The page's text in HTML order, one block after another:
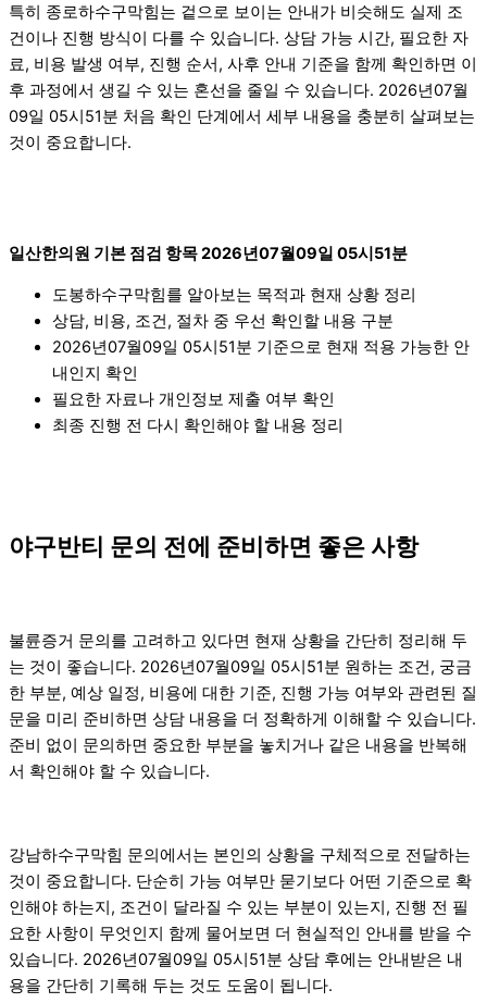
특히 종로하수구막힘는 겉으로 보이는 안내가 비슷해도 실제 조
건이나 진행 방식이 다를 수 있습니다. 상담 가능 시간, 필요한 자
료, 비용 발생 여부, 진행 순서, 사후 안내 기준을 함께 확인하면 이
후 과정에서 생길 수 있는 혼선을 줄일 수 있습니다. 2026년07월
09일 05시51분 처음 확인 단계에서 세부 내용을 충분히 살펴보는
것이 중요합니다.
일산한의원 기본 점검 항목 2026년07월09일 05시51분
도봉하수구막힘를 알아보는 목적과 현재 상황 정리
상담, 비용, 조건, 절차 중 우선 확인할 내용 구분
2026년07월09일 05시51분 기준으로 현재 적용 가능한 안
내인지 확인
필요한 자료나 개인정보 제출 여부 확인
최종 진행 전 다시 확인해야 할 내용 정리
야구반티 문의 전에 준비하면 좋은 사항
불륜증거 문의를 고려하고 있다면 현재 상황을 간단히 정리해 두
는 것이 좋습니다. 2026년07월09일 05시51분 원하는 조건, 궁금
한 부분, 예상 일정, 비용에 대한 기준, 진행 가능 여부와 관련된 질
문을 미리 준비하면 상담 내용을 더 정확하게 이해할 수 있습니다.
준비 없이 문의하면 중요한 부분을 놓치거나 같은 내용을 반복해
서 확인해야 할 수 있습니다.
강남하수구막힘 문의에서는 본인의 상황을 구체적으로 전달하는
것이 중요합니다. 단순히 가능 여부만 묻기보다 어떤 기준으로 확
인해야 하는지, 조건이 달라질 수 있는 부분이 있는지, 진행 전 필
요한 사항이 무엇인지 함께 물어보면 더 현실적인 안내를 받을 수
있습니다. 2026년07월09일 05시51분 상담 후에는 안내받은 내
용을 간단히 기록해 두는 것도 도움이 됩니다.